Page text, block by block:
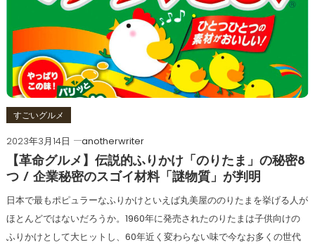
すごいグルメ
2023年3月14日
anotherwriter
【革命グルメ】伝説的ふりかけ「のりたま」の秘密8
つ / 企業秘密のスゴイ材料「謎物質」が判明
日本で最もポピュラーなふりかけといえば丸美屋ののりたまを挙げる人が
ほとんどではないだろうか。1960年に発売されたのりたまは子供向けの
ふりかけとして大ヒットし、60年近く変わらない味で今なお多くの世代